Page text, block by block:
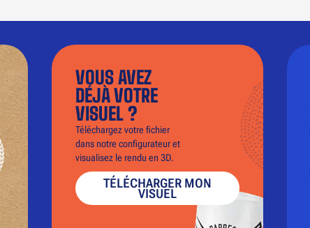
VOUS AVEZ
DÉJÀ VOTRE
VISUEL ?
Téléchargez votre fichier
dans notre configurateur et
visualisez le rendu en 3D.
TÉLÉCHARGER MON
VISUEL